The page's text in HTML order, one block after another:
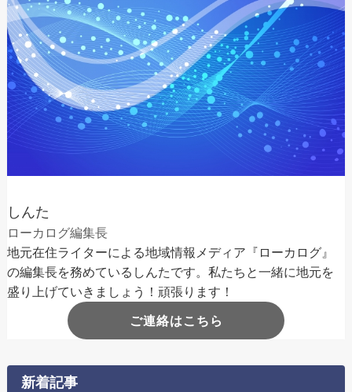
しんた
ローカログ編集長
地元在住ライターによる地域情報メディア『ローカログ』
の編集長を務めているしんたです。私たちと一緒に地元を
盛り上げていきましょう！頑張ります！
ご連絡はこちら
新着記事